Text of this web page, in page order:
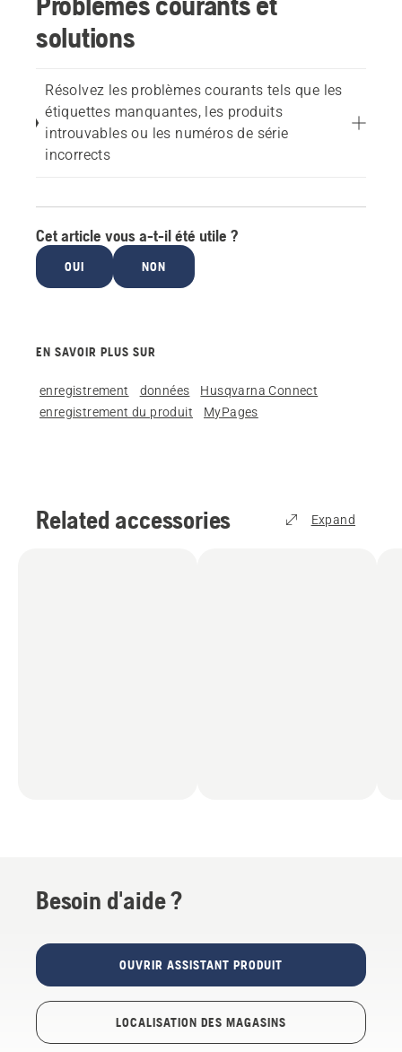
solutions
Résolvez les problèmes courants tels que les
étiquettes manquantes, les produits
introuvables ou les numéros de série
incorrects
Cet article vous a-t-il été utile ?
OUI NON
EN SAVOIR PLUS SUR
enregistrement données
Husqvarna Connect
enregistrement du produit
MyPages
Related accessories Expand
Besoin d'aide ?
OUVRIR ASSISTANT PRODUIT
LOCALISATION DES MAGASINS